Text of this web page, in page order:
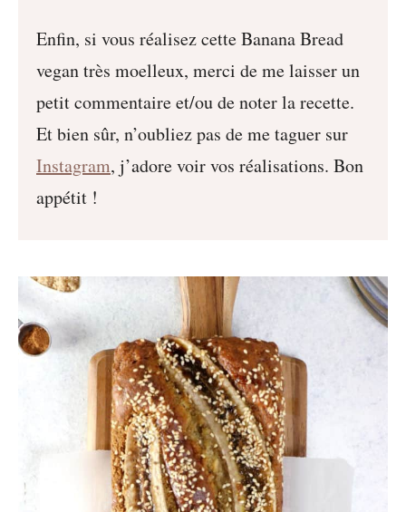
Enfin, si vous réalisez cette Banana Bread
vegan très moelleux, merci de me laisser un
petit commentaire et/ou de noter la recette.
Et bien sûr, n’oubliez pas de me taguer sur
Instagram, j’adore voir vos réalisations. Bon
appétit !